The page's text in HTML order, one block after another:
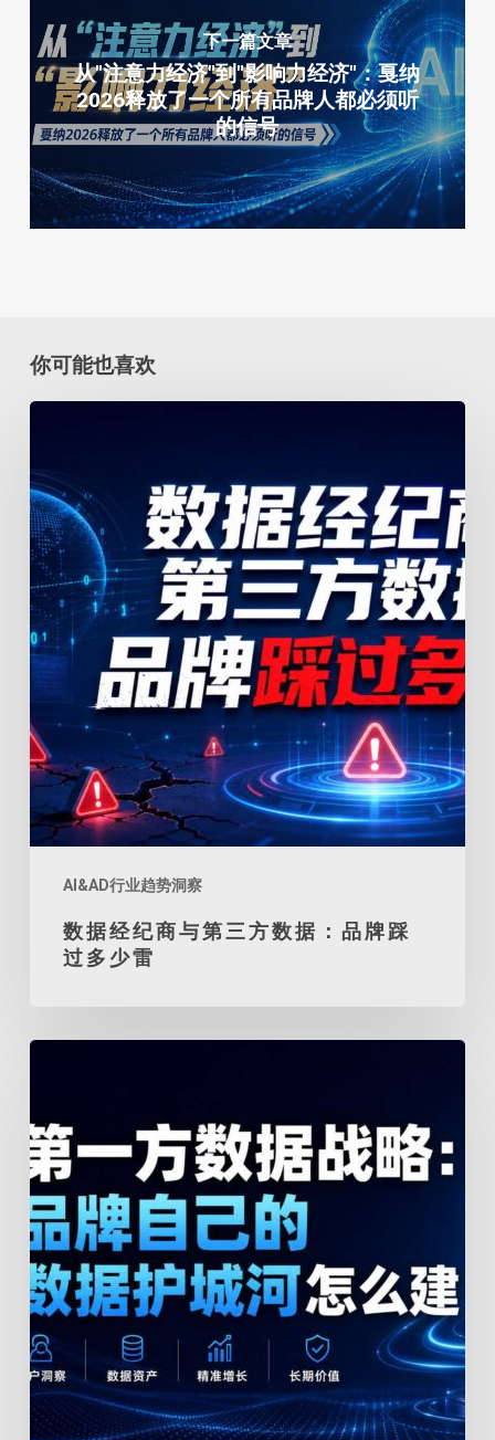
下一篇文章
从"注意力经济"到"影响力经济"：戛纳
2026释放了一个所有品牌人都必须听
的信号
你可能也喜欢
AI&AD行业趋势洞察
经
纪
商
与
第
三
方
据：
品
牌
踩
数据经纪商与第三方数据：品牌踩
过多少雷
方
数
据
战
略：
品
牌
自
己
的